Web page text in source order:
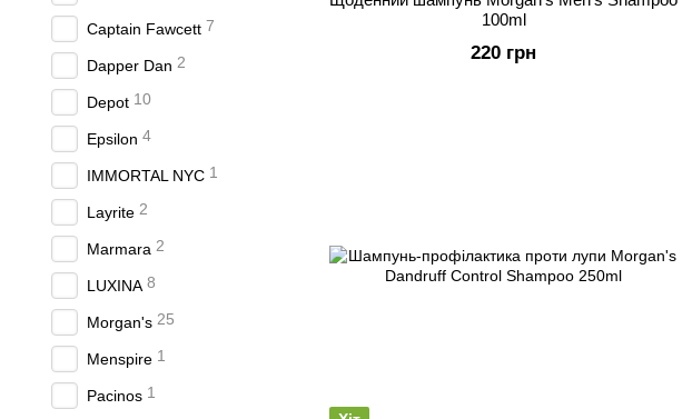
100ml
220 грн
Captain Fawcett 7
Dapper Dan 2
Depot 10
Epsilon 4
IMMORTAL NYC 1
Layrite 2
Marmara 2
LUXINA 8
Morgan's 25
Menspire 1
Pacinos 1